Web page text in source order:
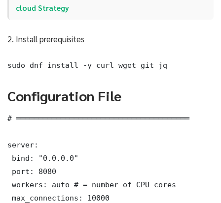
cloud Strategy
2. Install prerequisites
sudo dnf install -y curl wget git jq
Configuration File
# ═══════════════════════════════════════
server:
bind: "0.0.0.0"
port: 8080
workers: auto # = number of CPU cores
max_connections: 10000